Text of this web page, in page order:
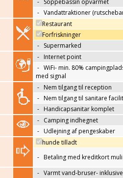
- Soppebassin opvarmet
- Vandattraktioner
Restaurant
Forfriskninger
- Supermarked
- Internet point
- WiFi- min. 80%
med signal
- Nem tilgang til reception
- Nem tilgang til sanitare
- Handicapsanitar komplet
- Camping indhegnet
- Udlejning af pengeskaber
hunde tilladt
- Betaling med kreditkort
- Varmt vand-bruser- inklusive